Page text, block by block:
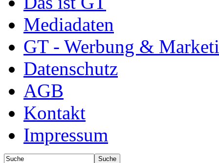
Mediadaten
GT - Werbung &
Datenschutz
AGB
Kontakt
Impressum